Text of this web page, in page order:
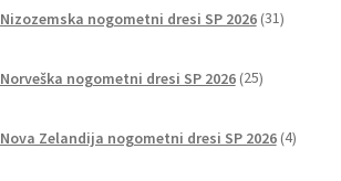
Nizozemska nogometni dresi SP 2026 31izdelkov
Norveška nogometni dresi SP 2026 25izdelkov
Nova Zelandija nogometni dresi SP 2026 4izdelki